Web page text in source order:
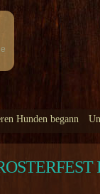
Hunden begann